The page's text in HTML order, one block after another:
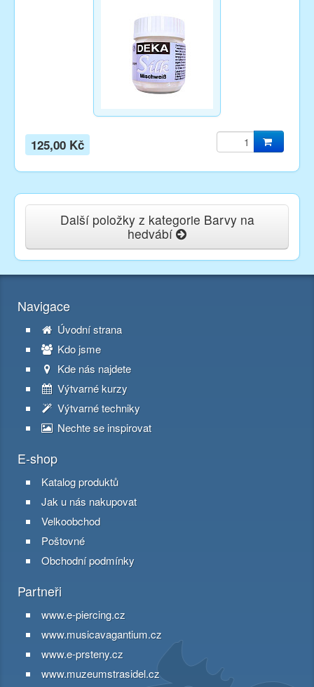
125,00 Kč
Další položky z kategorie Barvy na
hedvábí
Navigace
Úvodní strana
Kdo jsme
Kde nás najdete
Výtvarné kurzy
Výtvarné techniky
Nechte se inspirovat
E-shop
Katalog produktů
Jak u nás nakupovat
Velkoobchod
Poštovné
Obchodní podmínky
Partneři
www.e-piercing.cz
www.musicavagantium.cz
www.e-prsteny.cz
www.muzeumstrasidel.cz